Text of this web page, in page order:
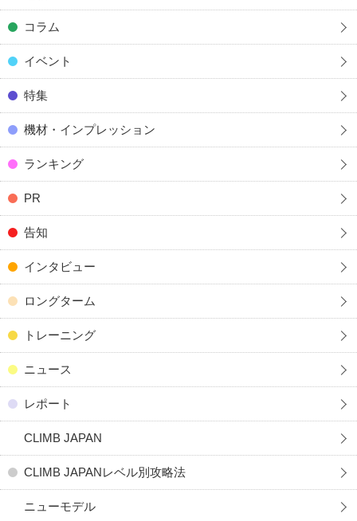
コラム
イベント
特集
機材・インプレッション
ランキング
PR
告知
インタビュー
ロングターム
トレーニング
ニュース
レポート
CLIMB JAPAN
CLIMB JAPANレベル別攻略法
ニューモデル